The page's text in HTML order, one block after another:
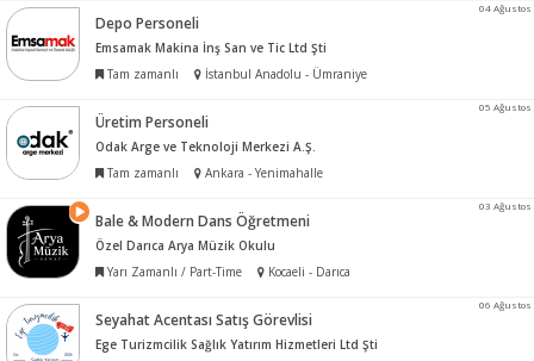
04 Ağustos
Depo Personeli
Emsamak Makina İnş San ve Tic Ltd Şti
Tam zamanlı
İstanbul Anadolu - Ümraniye
05 Ağustos
Üretim Personeli
Odak Arge ve Teknoloji Merkezi A.Ş.
Tam zamanlı
Ankara - Yenimahalle
03 Ağustos
Bale & Modern Dans Öğretmeni
Özel Darıca Arya Müzik Okulu
Yarı Zamanlı / Part-Time
Kocaeli - Darıca
06 Ağustos
Seyahat Acentası Satış Görevlisi
Ege Turizmcilik Sağlık Yatırım Hizmetleri Ltd Şti